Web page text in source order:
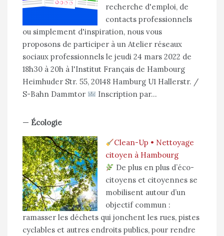
recherche d'emploi, de
contacts professionnels
ou simplement d'inspiration, nous vous
proposons de participer à un Atelier réseaux
sociaux professionnels le jeudi 24 mars 2022 de
18h30 à 20h à l'Institut Français de Hambourg
Heimhuder Str. 55, 20148 Hamburg U1 Hallerstr. /
S-Bahn Dammtor
Inscription par…
— Écologie
Clean-Up • Nettoyage
citoyen à Hambourg
De plus en plus d’éco-
citoyens et citoyennes se
mobilisent autour d’un
objectif commun :
ramasser les déchets qui jonchent les rues, pistes
cyclables et autres endroits publics, pour rendre